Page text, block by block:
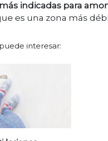
indicadas para
es una zona más
interesar: